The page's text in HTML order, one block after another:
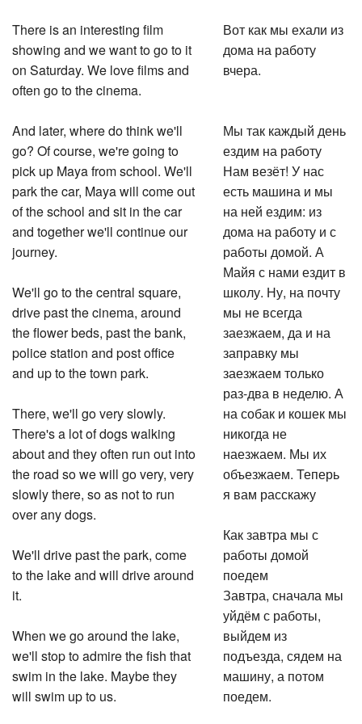
There is an interesting film
showing and we want to go to it
on Saturday. We love films and
often go to the cinema.
And later, where do think we'll
go? Of course, we're going to
pick up Maya from school. We'll
park the car, Maya will come out
of the school and sit in the car
and together we'll continue our
journey.
We'll go to the central square,
drive past the cinema, around
the flower beds, past the bank,
police station and post office
and up to the town park.
There, we'll go very slowly.
There's a lot of dogs walking
about and they often run out into
the road so we will go very, very
slowly there, so as not to run
over any dogs.
We'll drive past the park, come
to the lake and will drive around
it.
When we go around the lake,
we'll stop to admire the fish that
swim in the lake. Maybe they
will swim up to us.
Вот как мы ехали из
дома на работу
вчера.
Мы так каждый день
ездим на работу
Нам везёт! У нас
есть машина и мы
на ней ездим: из
дома на работу и с
работы домой. А
Майя с нами ездит в
школу. Ну, на почту
мы не всегда
заезжаем, да и на
заправку мы
заезжаем только
раз-два в неделю. А
на собак и кошек мы
никогда не
наезжаем. Мы их
объезжаем. Теперь
я вам расскажу
Как завтра мы с
работы домой
поедем
Завтра, сначала мы
уйдём с работы,
выйдем из
подъезда, сядем на
машину, а потом
поедем.